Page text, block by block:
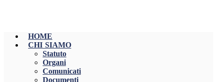
HOME
CHI SIAMO
Statuto
Organi
Comunicati
Documenti